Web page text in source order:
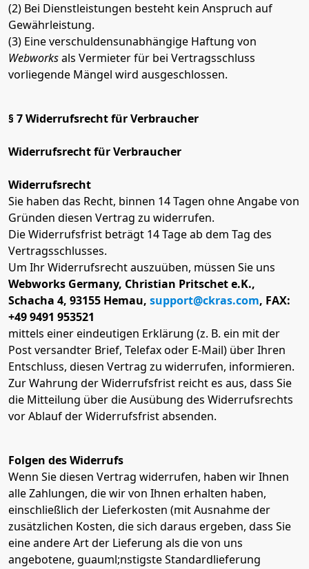
(2) Bei Dienstleistungen besteht kein Anspruch auf
Gewährleistung.
(3) Eine verschuldensunabhängige Haftung von
Webworksals Vermieter für bei Vertragsschluss
vorliegende Mängel wird ausgeschlossen.
§ 7 Widerrufsrecht für Verbraucher
Widerrufsrecht für Verbraucher
Widerrufsrecht
Sie haben das Recht, binnen 14 Tagen ohne Angabe von
Gründen diesen Vertrag zu widerrufen.
Die Widerrufsfrist beträgt 14 Tage ab dem Tag des
Vertragsschlusses.
Um Ihr Widerrufsrecht auszuüben, müssen Sie uns
Webworks Germany, Christian Pritschet e.K.,
Schacha 4, 93155 Hemau, support@ckras.com, FAX:
+49 9491 953521
mittels einer eindeutigen Erklärung (z. B. ein mit der
Post versandter Brief, Telefax oder E-Mail) über Ihren
Entschluss, diesen Vertrag zu widerrufen, informieren.
Zur Wahrung der Widerrufsfrist reicht es aus, dass Sie
die Mitteilung über die Ausübung des Widerrufsrechts
vor Ablauf der Widerrufsfrist absenden.
Folgen des Widerrufs
Wenn Sie diesen Vertrag widerrufen, haben wir Ihnen
alle Zahlungen, die wir von Ihnen erhalten haben,
einschließlich der Lieferkosten (mit Ausnahme der
zusätzlichen Kosten, die sich daraus ergeben, dass Sie
eine andere Art der Lieferung als die von uns
angebotene, guauml;nstigste Standardlieferung